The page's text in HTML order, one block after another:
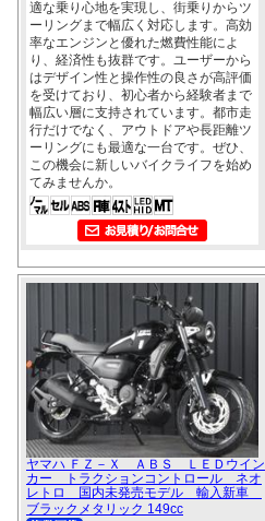
適な乗り心地を実現し、街乗りからツ
ーリングまで幅広く対応します。高効
率なエンジンと優れた燃費性能によ
り、経済性も抜群です。ユーザーから
はデザイン性と操作性の良さが高評価
を受けており、初心者から経験者まで
幅広い層に支持されています。都市走
行だけでなく、アウトドアや長距離ツ
ーリングにも最適な一台です。ぜひ、
この機会に新しいバイクライフを始め
てみませんか。
ヤマハ ＦＺ－Ｘ ＡＢＳ ＬＥＤウイン
カー トラクションコントロール ネオ
レトロ 国内未発売モデル 輸入新車
ブラックメタリック 149cc